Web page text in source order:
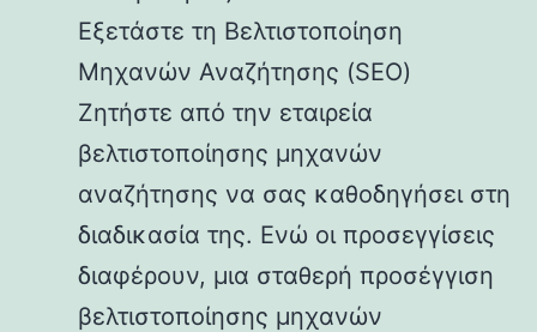
Εξετάστε τη Βελτιστοποίηση
Μηχανών Αναζήτησης (SEO)
Ζητήστε από την εταιρεία
βελτιστοποίησης μηχανών
αναζήτησης να σας καθοδηγήσει στη
διαδικασία της. Ενώ οι προσεγγίσεις
διαφέρουν, μια σταθερή προσέγγιση
βελτιστοποίησης μηχανών